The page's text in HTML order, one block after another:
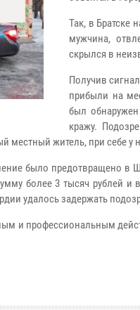
Так, в Братске
мужчина,
скрылся в
Получив
прибыли на
был
кражу.
местный житель, при себе
было предотвращено в
более 3 тысяч рублей
удалось задержать
и профессиональным